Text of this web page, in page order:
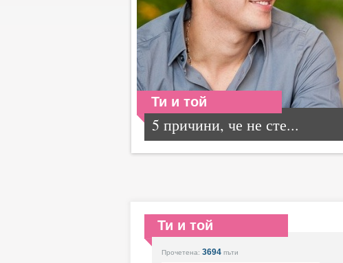
Ти и той
5 причини, че не сте...
Ти и той
Прочетена: 3694пъти